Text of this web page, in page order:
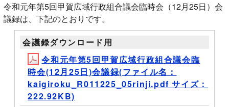
令和元年第5回甲賀広域行政組合議会臨時会（12月25日）会
議録は、下記のとおりです。
会議録ダウンロード用
令和元年第5回甲賀広域行政組合議会臨
時会(12月25日)会議録(ファイル名：
kaigiroku_R011225_05rinji.pdf サイズ：
222.92KB)